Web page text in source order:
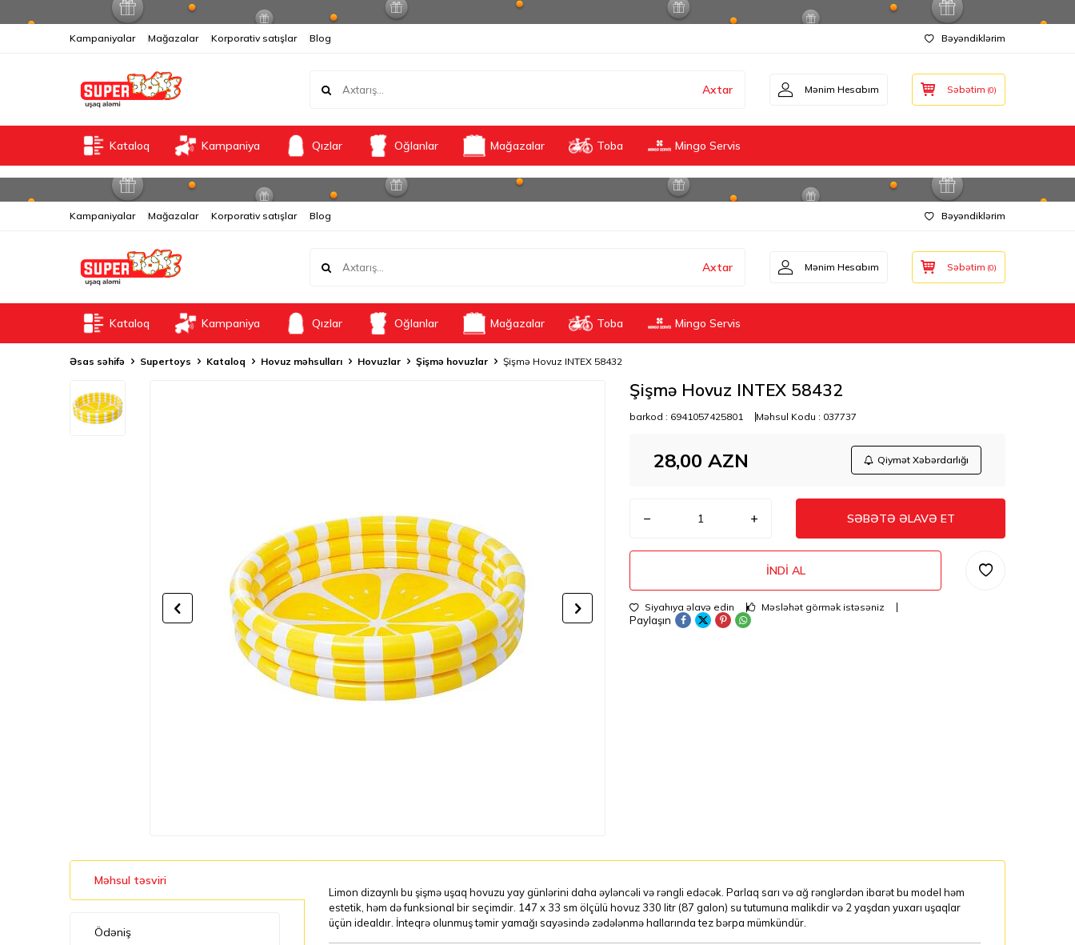
Kampaniyalar Mağazalar Korporativ satışlar Blog Bəyəndiklərim
Axtar Mənim Hesabım Səbətim (0)
Kataloq Kampaniya Qızlar Oğlanlar Mağazalar Toba Mingo Servis
Kampaniyalar Mağazalar Korporativ satışlar Blog Bəyəndiklərim
Axtar Mənim Hesabım Səbətim (0)
Kataloq Kampaniya Qızlar Oğlanlar Mağazalar Toba Mingo Servis
Əsas səhifə Supertoys Kataloq Hovuz məhsulları Hovuzlar Şişmə hovuzlar Şişmə Hovuz INTEX 58432
Şişmə Hovuz INTEX 58432
barkod : 6941057425801 Məhsul Kodu : 037737
28,00 AZN Qiymət Xəbərdarlığı
SƏBƏTƏ ƏLAVƏ ET
İNDI AL
Siyahıya əlavə edin Məsləhət görmək istəsəniz
Paylaşın
Məhsul təsviri
Ödəniş
Limon dizaynlı bu şişmə uşaq hovuzu yay günlərini daha əyləncəli və rəngli edəcək. Parlaq sarı və ağ rənglərdən ibarət bu model həm
estetik, həm də funksional bir seçimdir. 147 x 33 sm ölçülü hovuz 330 litr (87 galon) su tutumuna malikdir və 2 yaşdan yuxarı uşaqlar
üçün idealdır. İnteqrə olunmuş təmir yamağı sayəsində zədələnmə hallarında tez bərpa mümkündür.